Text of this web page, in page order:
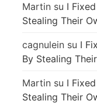
Martin su I
Stealing Their
cagnulein su I
By Stealing
Martin su I
Stealing Their